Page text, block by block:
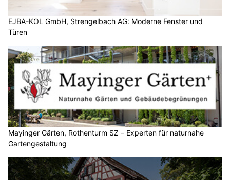
EJBA-KOL GmbH, Strengelbach AG: Moderne Fenster und
Türen
Mayinger Gärten, Rothenturm SZ – Experten für naturnahe
Gartengestaltung